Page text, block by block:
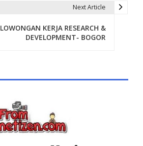
Next Article
LOWONGAN KERJA RESEARCH &
DEVELOPMENT- BOGOR